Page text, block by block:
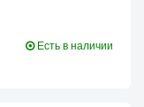
Есть в наличии